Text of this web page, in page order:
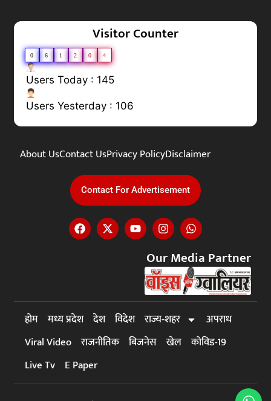
Visitor Counter
0 6 1 2 0 4
Users Today : 145
Users Yesterday : 106
About UsContact UsPrivacy PolicyDisclaimer
Contact For Advertisement
Our Media Partner
होम मध्य प्रदेश देश विदेश राज्य-शहर
अपराध
Viral Video राजनीतिक बिजनेस खेल कोविड-19
Live Tv
E Paper